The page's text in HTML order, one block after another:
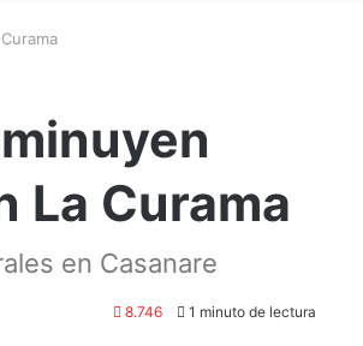
La Curama
en Casanare
8.746 1 minuto de lectura